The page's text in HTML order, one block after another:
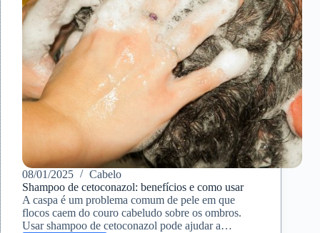
08/01/2025
Cabelo
Shampoo de cetoconazol: benefícios e como usar
A caspa é um problema comum de pele em que
flocos caem do couro cabeludo sobre os ombros.
Usar shampoo de cetoconazol pode ajudar a…